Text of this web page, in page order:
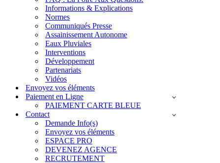
Informations & Explications
Normes
Communiqués Presse
Assainissement Autonome
Eaux Pluviales
Interventions
Développement
Partenariats
Vidéos
Envoyez vos éléments
Paiement en Ligne
PAIEMENT CARTE BLEUE
Contact
Demande Info(s)
Envoyez vos éléments
ESPACE PRO
DEVENEZ AGENCE
RECRUTEMENT